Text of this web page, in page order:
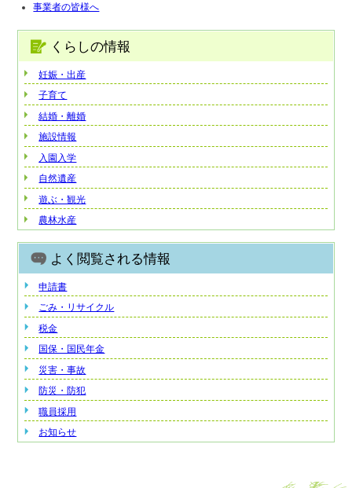
事業者の皆様へ
くらしの情報
妊娠・出産
子育て
結婚・離婚
施設情報
入園入学
自然遺産
遊ぶ・観光
農林水産
よく閲覧される情報
申請書
ごみ・リサイクル
税金
国保・国民年金
災害・事故
防災・防犯
職員採用
お知らせ